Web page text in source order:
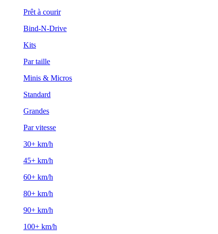
Prêt à courir
Bind-N-Drive
Kits
Par taille
Minis & Micros
Standard
Grandes
Par vitesse
30+ km/h
45+ km/h
60+ km/h
80+ km/h
90+ km/h
100+ km/h